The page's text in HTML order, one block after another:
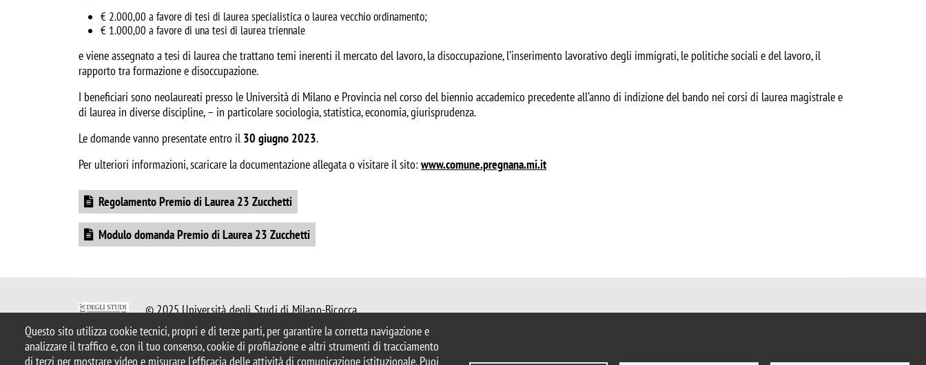
Questo sito utilizza cookie tecnici, propri e di terze parti, per garantire la corretta navigazione e
analizzare il traffico e, con il tuo consenso, cookie di profilazione e altri strumenti di tracciamento
di terzi per mostrare video e misurare l'efficacia delle attività di comunicazione istituzionale. Puoi
€ 2.000,00 a favore di tesi di laurea specialistica o laurea vecchio ordinamento;
€ 1.000,00 a favore di una tesi di laurea triennale
e viene assegnato a tesi di laurea che trattano temi inerenti il mercato del lavoro, la disoccupazione, l’inserimento lavorativo degli immigrati, le politiche sociali e del lavoro, il
rapporto tra formazione e disoccupazione.
I beneficiari sono neolaureati presso le Università di Milano e Provincia nel corso del biennio accademico precedente all’anno di indizione del bando nei corsi di laurea magistrale e
di laurea in diverse discipline, – in particolare sociologia, statistica, economia, giurisprudenza.
Le domande vanno presentate entro il 30 giugno 2023.
Per ulteriori informazioni, scaricare la documentazione allegata o visitare il sito: www.comune.pregnana.mi.it
Document
Regolamento Premio di Laurea 23 Zucchetti
Document
Modulo domanda Premio di Laurea 23 Zucchetti
© 2025 Università degli Studi di Milano-Bicocca
Piazza dell'Ateneo Nuovo, 1 - 20126, Milano
Casella PEC:ateneo.bicocca@pec.unimib.it
P.I. 12621570154 |redazioneweb.sociologia@unimib.it